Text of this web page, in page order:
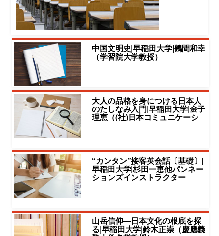
中国文明史|早稲田大学|鶴間和幸
（学習院大学教授）
大人の品格を身につける日本人
のたしなみ入門|早稲田大学|金子
理恵（(社)日本コミュニケーシ
“カンタン”接客英会話〔基礎〕|
早稲田大学|杉田一恵他パンネー
ションズインストラクター
山岳信仰―日本文化の根底を探
る|早稲田大学|鈴木正崇（慶應義